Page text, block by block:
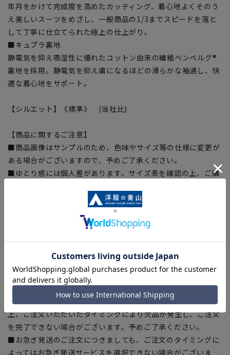
年月をかけて完成度を高めたカッティング、着心地よくそのう
え美しいスーツをめざし、一般商品の1/3までスピードを落と
して丁寧に仕立てられた極上の仕上がり。
■キュプラ裏地
静電気を抑え吸湿性に優れたコットン由来の繊維ベンベルグ®
裏地を採用。静電気を抑え虜になるほどの滑らかな袖通し、快
適な着心地をサポート。
【シルエット】《標準》 (当社比)
【商品に関するご注意】
■商品画像はサンプルのため、色味やサイズ等の仕様に変更が
ある場合がございますので、予めご了承ください。
■ゆとり感には個人差があります。サイズ表を確認の上、ご購
■生地や仕様・デザインにより、着用感や実際のサイズ表に若
干の誤差が生じる場合がございます。予めご了承ください。
■サイズスペックは仕上がりサイズを記載しております。一
■ブラウザやお使いのモニター環境、また撮影時の室内外の光
加減により、実際の商品と掲載画像の色味が異なる場合がござ
います。
■店舗や各モールサイトと商品在庫を共有しております関係
上、ご注文いただいたタイミングにより欠品が発生し、ご注文
を完了できない場合がございます。予めご了承ください。
■お急ぎ発送のご注文につきましても、ご注文のタイミングに
よってはお急ぎ発送サービスを選択できない場合がございま